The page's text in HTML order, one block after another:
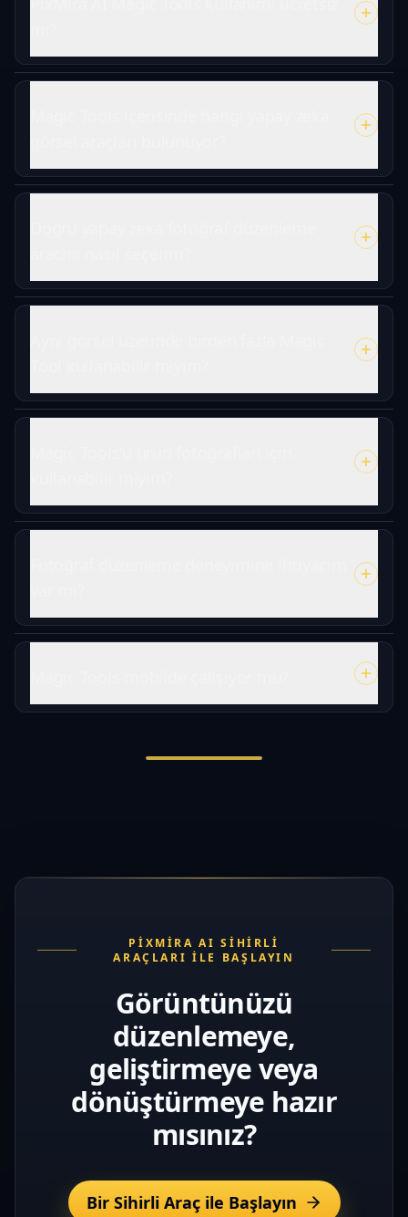
PIXMIRA AI SIHIRLI
ARAÇLARI ILE BAŞLAYIN
Görüntünüzü
düzenlemeye,
geliştirmeye veya
dönüştürmeye hazır
mısınız?
Bir Sihirli Araç ile Başlayın